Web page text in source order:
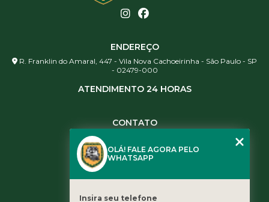
ENDEREÇO
R. Franklin do Amaral, 447 - Vila Nova Cachoeirinha - São Paulo - SP
- 02479-000
ATENDIMENTO 24 HORAS
CONTATO
(11) 3461-5871
contato@leaoservicos.com.br
OLÁ! FALE AGORA PELO
WHATSAPP
Insira seu telefone